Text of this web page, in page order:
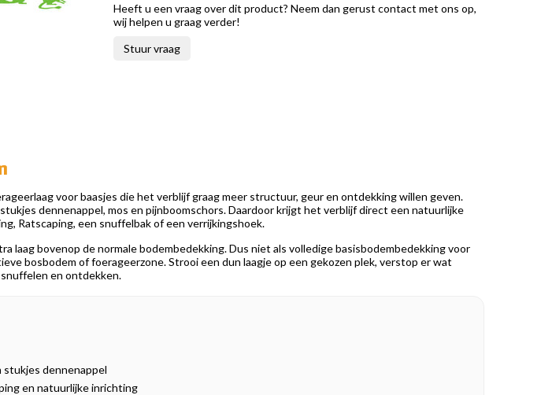
Heeft u een vraag over dit product? Neem dan gerust contact met ons op,
wij helpen u graag verder!
Stuur vraag
voor baasjes die het verblijf graag meer structuur, geur en ontdekking willen geven.
dennenappel, mos en pijnboomschors. Daardoor krijgt het verblijf direct een natuurlijke
Ratscaping, een snuffelbak of een verrijkingshoek.
laag bovenop de normale bodembedekking. Dus niet als volledige basisbodembedekking voor
bosbodem of foerageerzone. Strooi een dun laagje op een gekozen plek, verstop er wat
en ontdekken.
stukjes dennenappel
en natuurlijke inrichting